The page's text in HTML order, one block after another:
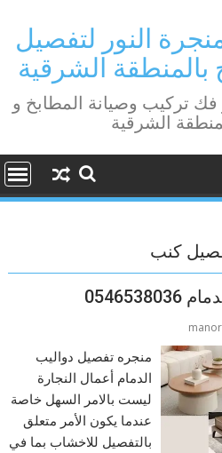
منجرة النور لتفصيل
بالمنطقة الشرقية
تفصيل و فك تركيب وصيانة المطابخ و
الشرقية
كنب
منجره تفصيل دواليب
الدمام أعمال النجارة
ليست بالامر السهل خاصة
عندما يكون الأمر متعلق
بالتفصيل للاخشاب بما في